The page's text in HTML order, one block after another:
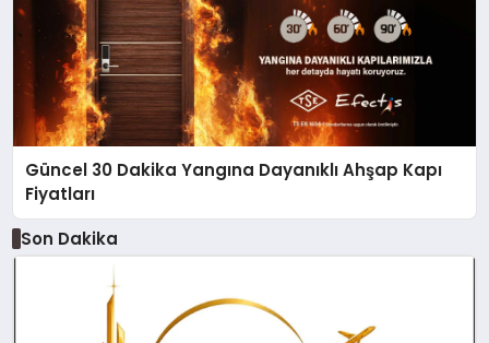
Güncel 30 Dakika Yangına Dayanıklı Ahşap Kapı
Fiyatları
Son Dakika